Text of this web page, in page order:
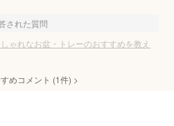
された質問
ゃれなお盆・トレーのおすすめを教え
めコメント (1件) >